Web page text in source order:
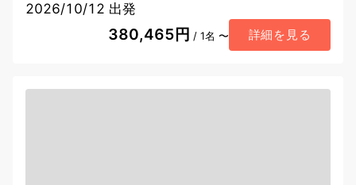
2026/10/12 出発
380,465円 / 1名 〜 詳細を見る